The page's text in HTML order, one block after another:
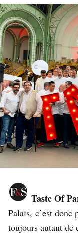
Taste Of
Palais, c’est donc
toujours autant de